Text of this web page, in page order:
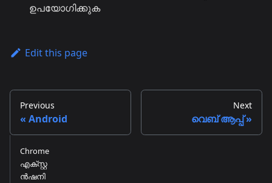
ഉപയോഗിക്കുക
Edit this page
Previous
Android
Next
വെബ് ആപ്പ്
Chrome
എക്സ്റ്റ
ൻഷനി